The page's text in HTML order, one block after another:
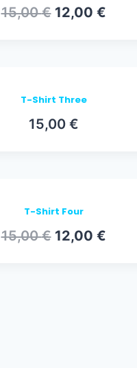
15,00€
15,00 €
12,00 €
T-Shirt Three
15,00 €
T-Shirt Four
15,00€ 12,00 €